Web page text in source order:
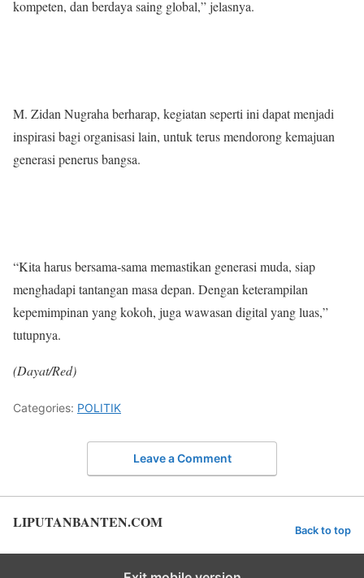
kompeten, dan berdaya saing global,” jelasnya.
M. Zidan Nugraha berharap, kegiatan seperti ini dapat menjadi
inspirasi bagi organisasi lain, untuk terus mendorong kemajuan
generasi penerus bangsa.
“Kita harus bersama-sama memastikan generasi muda, siap
menghadapi tantangan masa depan. Dengan keterampilan
kepemimpinan yang kokoh, juga wawasan digital yang luas,”
tutupnya.
(Dayat/Red)
Categories: POLITIK
Leave a Comment
LIPUTANBANTEN.COM Back to top